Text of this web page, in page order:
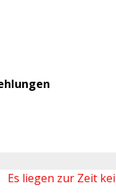
Es liegen zur Zeit